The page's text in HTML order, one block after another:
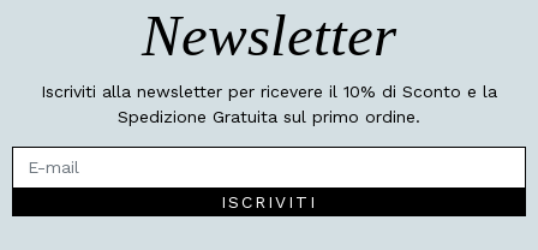
Newsletter
Iscriviti alla newsletter per ricevere il 10% di Sconto e la
Spedizione Gratuita sul primo ordine.
ISCRIVITI